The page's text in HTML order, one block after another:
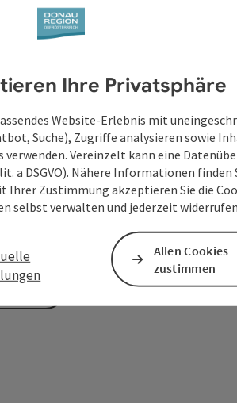
Anfrage
Schutz vor Spam wird Google
Daten (z. B. die IP-
des Formulars werden die dafür
eine Kontaktaufnahme jederzeit per E-
gegebenen Daten (E-Mail-
Oberösterreich Tourismus GmbH
verwendet und nur dann weitergegeben,
Leistungsträger) zu beantworten ist.
Ihre Privatsphäre
Website-Erlebnis mit
Suche), Zugriffe analysieren sowie
verwenden. Vereinzelt kann eine
a DSGVO). Nähere Informationen finden
Ihrer Zustimmung akzeptieren Sie die
selbst verwalten und jederzeit
Allen Cookies
zustimmen